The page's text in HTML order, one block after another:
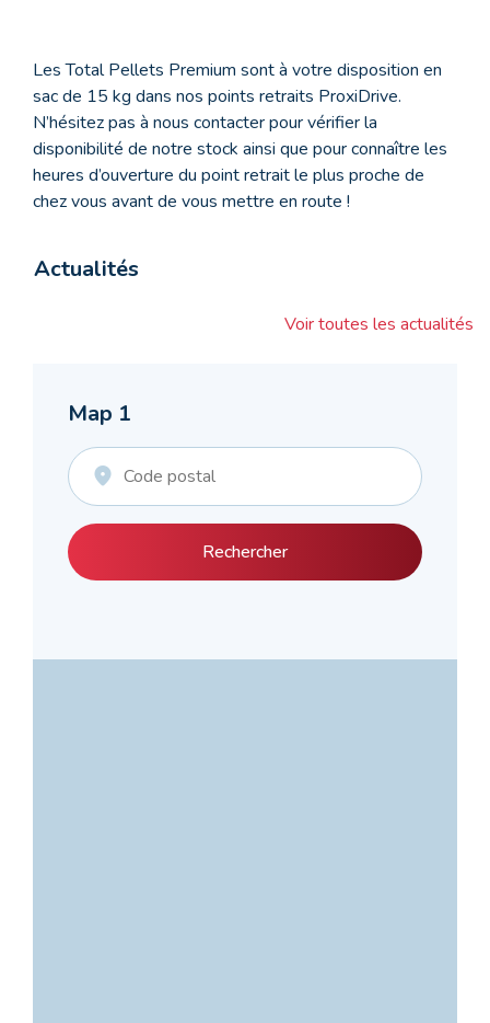
Les Total Pellets Premium sont à votre disposition en
sac de 15 kg dans nos points retraits ProxiDrive.
N’hésitez pas à nous contacter pour vérifier la
disponibilité de notre stock ainsi que pour connaître les
heures d’ouverture du point retrait le plus proche de
chez vous avant de vous mettre en route !
Actualités
Voir toutes les actualités
Map 1
Rechercher